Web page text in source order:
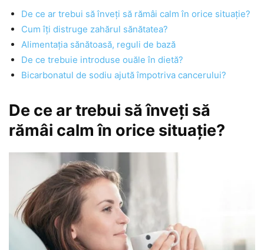
De ce ar trebui să înveți să rămâi calm în orice situație?
Cum îți distruge zahărul sănătatea?
Alimentația sănătoasă, reguli de bază
De ce trebuie introduse ouăle în dietă?
Bicarbonatul de sodiu ajută împotriva cancerului?
De ce ar trebui să înveți să
rămâi calm în orice situație?